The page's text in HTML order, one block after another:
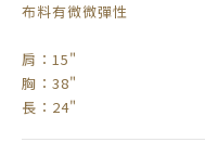
布料有微微彈性
肩：15"
胸：38"
長：24"